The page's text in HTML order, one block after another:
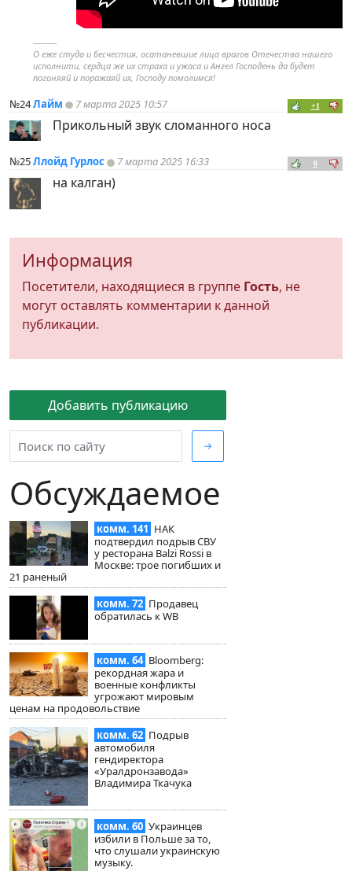
Добавить публикацию
→
Обсуждаемое
комм. 141 НАК
подтвердил подрыв СВУ
у ресторана Balzi Rossi в
Москве: трое погибших и
21 раненый
комм. 72 Продавец
обратилась к WB
комм. 64 Bloomberg:
рекордная жара и
военные конфликты
угрожают мировым
ценам на продовольствие
комм. 62 Подрыв
автомобиля
гендиректора
«Уралдронзавода»
Владимира Ткачука
комм. 60 Украинцев
избили в Польше за то,
что слушали украинскую
музыку.
----------
О еже студа и бесчестия, осатаневшие лица врагов Отечества нашего
исполнити, сердца же их страха и ужаса и Ангел Господень да будет
погоняяй и поражаяй их, Господу помолимся!
№24Лайм 7 марта 2025 10:57 +1
Прикольный звук сломанного носа
№25Ллойд Гурлос 7 марта 2025 16:33 0
на калган)
Информация
Посетители, находящиеся в группе Гость, не
могут оставлять комментарии к данной
публикации.